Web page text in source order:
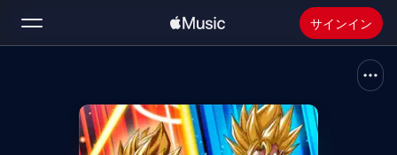
サインイン
ホーム